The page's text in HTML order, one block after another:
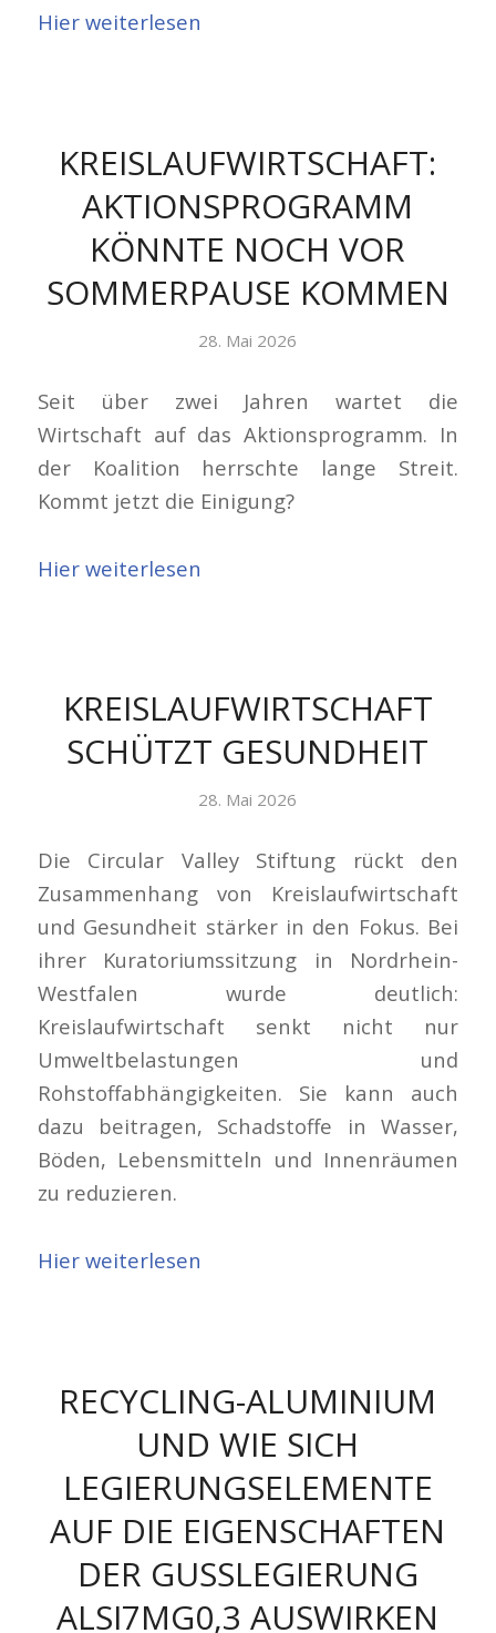
Hier weiterlesen
KREISLAUFWIRTSCHAFT:
AKTIONSPROGRAMM
KÖNNTE NOCH VOR
SOMMERPAUSE KOMMEN
28. Mai 2026
Seit über zwei Jahren wartet die
Wirtschaft auf das Aktionsprogramm. In
der Koalition herrschte lange Streit.
Kommt jetzt die Einigung?
Hier weiterlesen
KREISLAUFWIRTSCHAFT
SCHÜTZT GESUNDHEIT
28. Mai 2026
Die Circular Valley Stiftung rückt den
Zusammenhang von Kreislaufwirtschaft
und Gesundheit stärker in den Fokus. Bei
ihrer Kuratoriumssitzung in Nordrhein-
Westfalen wurde deutlich:
Kreislaufwirtschaft senkt nicht nur
Umweltbelastungen und
Rohstoffabhängigkeiten. Sie kann auch
dazu beitragen, Schadstoffe in Wasser,
Böden, Lebensmitteln und Innenräumen
zu reduzieren.
Hier weiterlesen
RECYCLING-ALUMINIUM
UND WIE SICH
LEGIERUNGSELEMENTE
AUF DIE EIGENSCHAFTEN
DER GUSSLEGIERUNG
ALSI7MG0,3 AUSWIRKEN